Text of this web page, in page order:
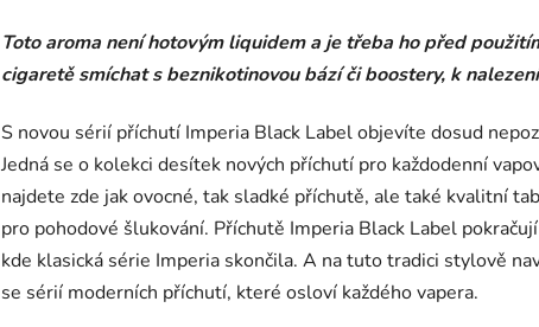
Toto aroma není hotovým liquidem a je třeba ho před
cigaretě smíchat s beznikotinovou bází či boostery, k
S novou sérií příchutí Imperia Black Label objevíte dosud
Jedná se o kolekci desítek nových příchutí pro každodenní
najdete zde jak ovocné, tak sladké příchutě, ale také kvalitní
pro pohodové šlukování. Příchutě Imperia Black Label
kde klasická série Imperia skončila. A na tuto tradici stylově
se sérií moderních příchutí, které osloví každého vapera.